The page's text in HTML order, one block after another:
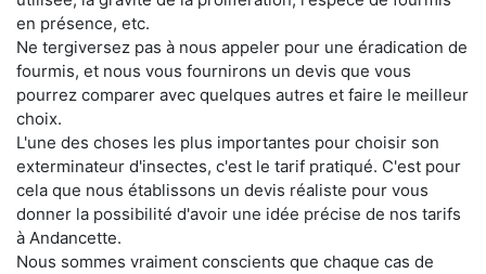
en présence, etc.
Ne tergiversez pas à nous appeler pour une éradication de
fourmis, et nous vous fournirons un devis que vous
pourrez comparer avec quelques autres et faire le meilleur
choix.
L'une des choses les plus importantes pour choisir son
exterminateur d'insectes, c'est le tarif pratiqué. C'est pour
cela que nous établissons un devis réaliste pour vous
donner la possibilité d'avoir une idée précise de nos tarifs
à Andancette.
Nous sommes vraiment conscients que chaque cas de